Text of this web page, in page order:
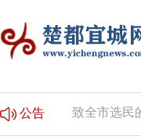
公告
公告 致全市选民